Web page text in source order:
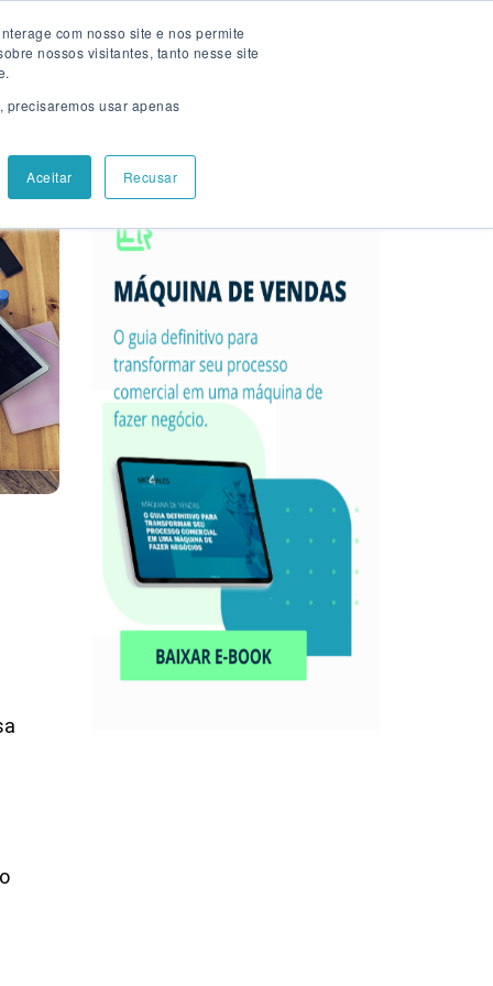
com nosso site e nos permite
nossos visitantes, tanto nesse site
precisaremos usar apenas
Aceitar Recusar
Falar com especialista